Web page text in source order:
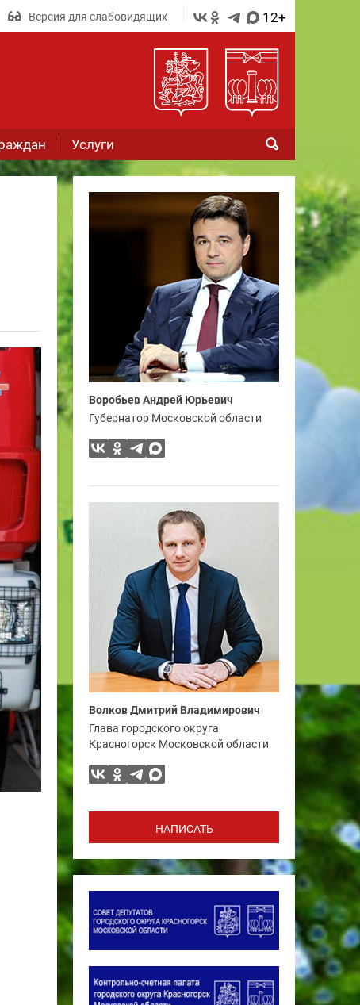
Версия для слабовидящих 12+
Услуги
Воробьев Андрей Юрьевич
Губернатор Московской области
Волков Дмитрий Владимирович
Глава городского округа
Красногорск Московской области
НАПИСАТЬ